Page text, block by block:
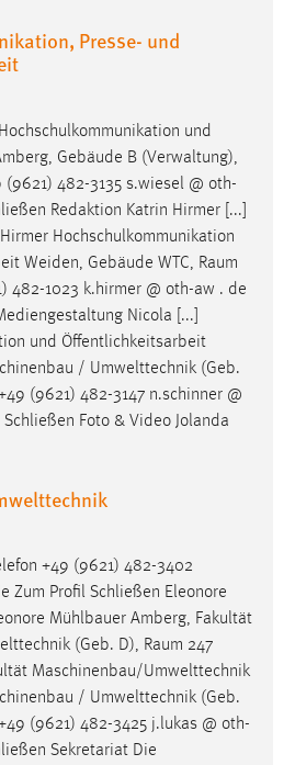
Presse- und
und
Gebäude B (Verwaltung),
(9621) 482-3135 s.wiesel @ oth-
Redaktion Katrin Hirmer [...]
Hochschulkommunikation
Weiden, Gebäude WTC, Raum
482-1023 k.hirmer @ oth-aw . de
Nicola [...]
und Öffentlichkeitsarbeit
/ Umwelttechnik (Geb.
(9621) 482-3147 n.schinner @
Foto & Video Jolanda
+49 (9621) 482-3402
Zum Profil Schließen Eleonore
Mühlbauer Amberg, Fakultät
(Geb. D), Raum 247
Maschinenbau/Umwelttechnik
/ Umwelttechnik (Geb.
(9621) 482-3425 j.lukas @ oth-
Sekretariat Die